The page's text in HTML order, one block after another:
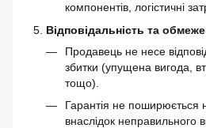
компонентів, логістичні
Відповідальність та
Продавець не несе
збитки (упущена вигода,
тощо).
Гарантія не поширюється
внаслідок неправильного